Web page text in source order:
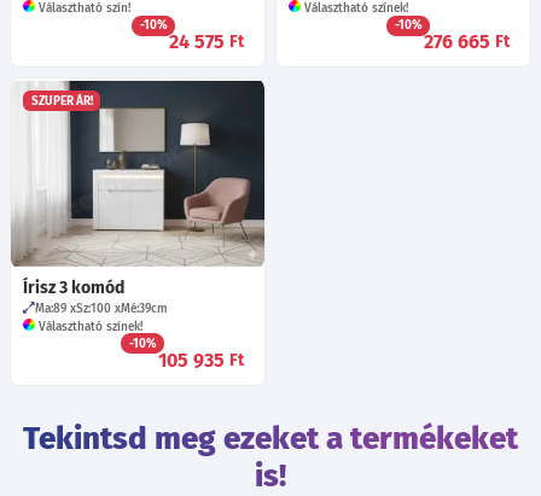
Választható szín!
-10%
24 575 Ft
Választható színek!
-10%
276 665 Ft
SZUPER ÁR!
Írisz 3 komód
Ma:89 Sz:100 Mé:39cm
Választható színek!
-10%
105 935 Ft
Tekintsd meg ezeket a termékeket
is!